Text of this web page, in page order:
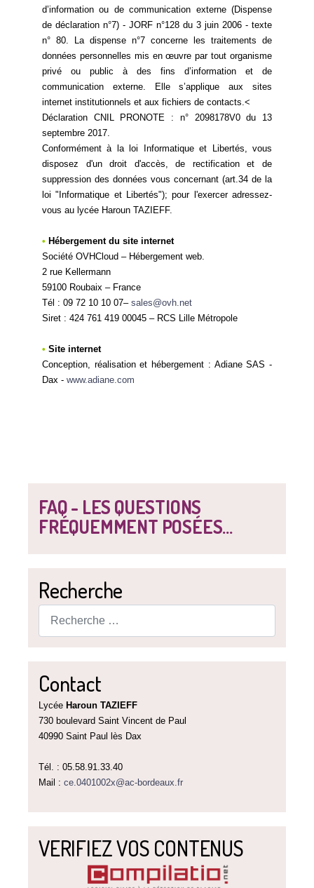
FAQ - LES QUESTIONS
FRÉQUEMMENT POSÉES...
Recherche
Contact
Lycée Haroun TAZIEFF
730 boulevard Saint Vincent de Paul
40990 Saint Paul lès Dax
Tél. : 05.58.91.33.40
Mail : ce.0401002x@ac-bordeaux.fr
VERIFIEZ VOS CONTENUS
d’information ou de communication externe (Dispense
de déclaration n°7) - JORF n°128 du 3 juin 2006 - texte
n° 80. La dispense n°7 concerne les traitements de
données personnelles mis en œuvre par tout organisme
privé ou public à des fins d’information et de
communication externe. Elle s’applique aux sites
internet institutionnels et aux fichiers de contacts.<
Déclaration CNIL PRONOTE : n° 2098178V0 du 13
septembre 2017.
Conformément à la loi Informatique et Libertés, vous
disposez d'un droit d'accès, de rectification et de
suppression des données vous concernant (art.34 de la
loi "Informatique et Libertés"); pour l'exercer adressez-
vous au lycée Haroun TAZIEFF.
• Hébergement du site internet
Société OVHCloud – Hébergement web.
2 rue Kellermann
59100 Roubaix – France
Tél : 09 72 10 10 07– sales@ovh.net
Siret : 424 761 419 00045 – RCS Lille Métropole
• Site internet
Conception, réalisation et hébergement : Adiane SAS -
Dax - www.adiane.com